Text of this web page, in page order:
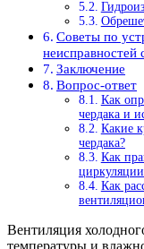
Советы по
неисправностей
Заключение
Вопрос-ответ
Как
чердака и
Какие
чердака?
Как
Как
Вентиляция
температуры и